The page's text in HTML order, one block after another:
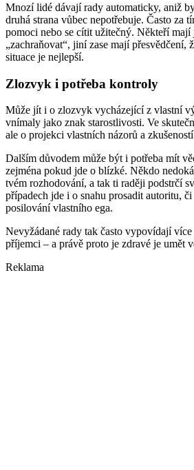
Mnozí lidé dávají rady automaticky, aniž
druhá strana vůbec nepotřebuje. Často za
pomoci nebo se cítit užitečný. Někteří mají
„zachraňovat“, jiní zase mají přesvědčení,
situace je nejlepší.
Zlozvyk i potřeba kontroly
Může jít i o zlozvyk vycházející z vlastní
vnímaly jako znak starostlivosti. Ve
ale o projekci vlastních názorů a
Dalším důvodem může být i potřeba mít
zejména pokud jde o blízké. Někdo
tvém rozhodování, a tak ti raději podstrčí
případech jde i o snahu prosadit autoritu,
posilování vlastního ega.
Nevyžádané rady tak často vypovídají
příjemci – a právě proto je zdravé je umět
Reklama